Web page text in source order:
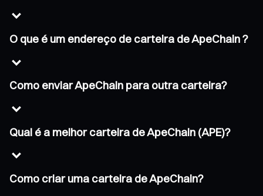
O que é um endereço de carteira de ApeChain ?
Como enviar ApeChain para outra carteira?
Qual é a melhor carteira de ApeChain (APE)?
Como criar uma carteira de ApeChain?